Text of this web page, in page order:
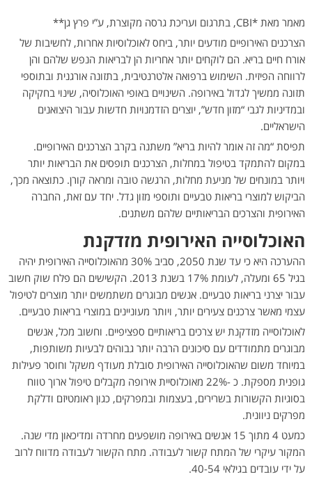
מאמר מאת *CBI, בתרגום ועריכת גרסה מקוצרת, ע”י פרץ גן**
הצרכנים האירופיים מודעים יותר, ביחס לאוכלוסיות אחרות, לחשיבות של
אורח חיים בריא. הם לוקחים יותר אחריות הן לבריאות הנפש שלהם והן
לרווחה הפיזית. השימוש ברפואה אלטרנטיבית, בתזונה אורגנית ובתוספי
תזונה ממשיך לגדול באירופה. השינויים באופי האוכלוסיה, שינוי בחקיקה
ובמדיניות לגבי “מזון חדש”, יוצרים הזדמנויות חדשות עבור היצואנים
הישראליים.
תפיסת “מה זה אומר להיות בריא” משתנה בקרב הצרכנים האירופיים.
במקום להתמקד בטיפול במחלות, הצרכנים תופסים את הבריאות יותר
ויותר במונחים של מניעת מחלות, הרגשה טובה ומראה קורן. כתוצאה מכך,
הביקוש למוצרי בריאות טבעיים ותוספי מזון גדל. יחד עם זאת, החברה
האירופית והצרכים הבריאותיים שלהם משתנים.
האוכלוסייה האירופית מזדקנת
ההערכה היא כי עד שנת 2050, סביב 30% מהאוכלוסייה האירופית יהיה
בגיל 65 ומעלה, לעומת 17% בשנת 2013. הקשישים הם פלח שוק חשוב
עבור יצרני בריאות טבעיים. אנשים מבוגרים משתמשים יותר מוצרים לטיפול
עצמי מאשר צרכנים צעירים יותר, ויותר מעוניינים במוצרי בריאות טבעיים.
לאוכלוסייה מזדקנת יש צרכים בריאותיים ספציפיים. וחשוב מכל, אנשים
מבוגרים מתמודדים עם סיכונים הרבה יותר גבוהים לבעיות משותפות,
במיוחד משום שהאוכלוסייה האירופית סובלת מעודף משקל וחוסר פעילות
גופנית מספקת. כ -22% מאוכלוסיית אירופה מקבלים טיפול ארוך טווח
בסוגיות הקשורות בשרירים, בעצמות ובמפרקים, כגון ראומטיזם ודלקת
מפרקים ניוונית.
כמעט 4 מתוך 15 אנשים באירופה מושפעים מחרדה ומדיכאון מדי שנה.
המקור עיקרי של המתח קשור לעבודה. מתח הקשור לעבודה מדווח לרוב
על ידי עובדים בגילאי 40-54.